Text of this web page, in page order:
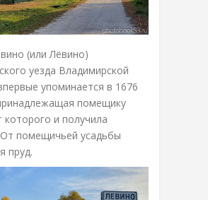
(или Лёвино)
уезда Владимирской
упоминается в 1676
помещику
которого и получила
помещичьей усадьбы
пруд.